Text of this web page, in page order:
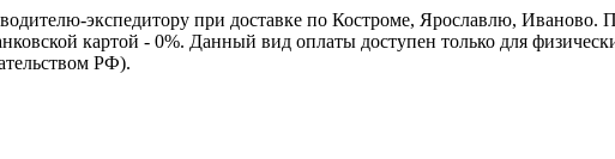
экспедитору при доставке по Костроме, Ярославлю, Иваново.
картой - 0%. Данный вид оплаты доступен только для
РФ).